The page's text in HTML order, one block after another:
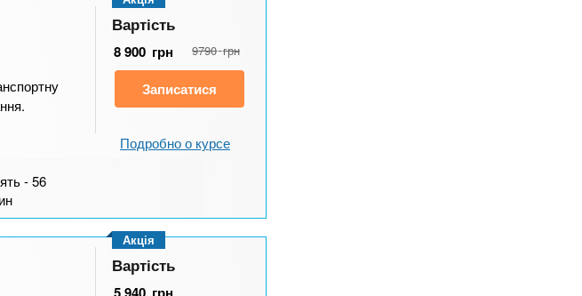
Вартість
8 900 грн 9790 грн
Записатися
Подробно о курсе
- 56
Акція
Вартість